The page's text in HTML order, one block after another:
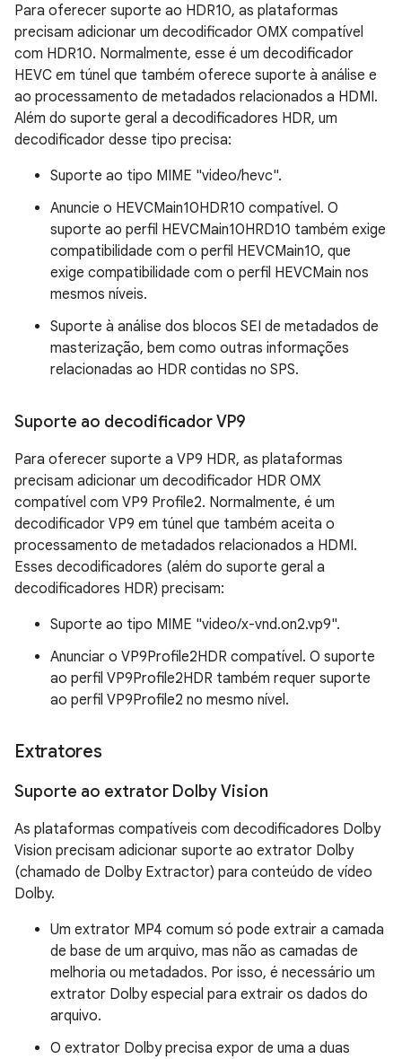
Para oferecer suporte ao HDR10, as plataformas
precisam adicionar um decodificador OMX compatível
com HDR10. Normalmente, esse é um decodificador
HEVC em túnel que também oferece suporte à análise e
ao processamento de metadados relacionados a HDMI.
Além do suporte geral a decodificadores HDR, um
decodificador desse tipo precisa:
Suporte ao tipo MIME "video/hevc".
Anuncie o HEVCMain10HDR10 compatível. O
suporte ao perfil HEVCMain10HRD10 também exige
compatibilidade com o perfil HEVCMain10, que
exige compatibilidade com o perfil HEVCMain nos
mesmos níveis.
Suporte à análise dos blocos SEI de metadados de
masterização, bem como outras informações
relacionadas ao HDR contidas no SPS.
Suporte ao decodificador VP9
Para oferecer suporte a VP9 HDR, as plataformas
precisam adicionar um decodificador HDR OMX
compatível com VP9 Profile2. Normalmente, é um
decodificador VP9 em túnel que também aceita o
processamento de metadados relacionados a HDMI.
Esses decodificadores (além do suporte geral a
decodificadores HDR) precisam:
Suporte ao tipo MIME "video/x-vnd.on2.vp9".
Anunciar o VP9Profile2HDR compatível. O suporte
ao perfil VP9Profile2HDR também requer suporte
ao perfil VP9Profile2 no mesmo nível.
Extratores
Suporte ao extrator Dolby Vision
As plataformas compatíveis com decodificadores Dolby
Vision precisam adicionar suporte ao extrator Dolby
(chamado de Dolby Extractor) para conteúdo de vídeo
Dolby.
Um extrator MP4 comum só pode extrair a camada
de base de um arquivo, mas não as camadas de
melhoria ou metadados. Por isso, é necessário um
extrator Dolby especial para extrair os dados do
arquivo.
O extrator Dolby precisa expor de uma a duas